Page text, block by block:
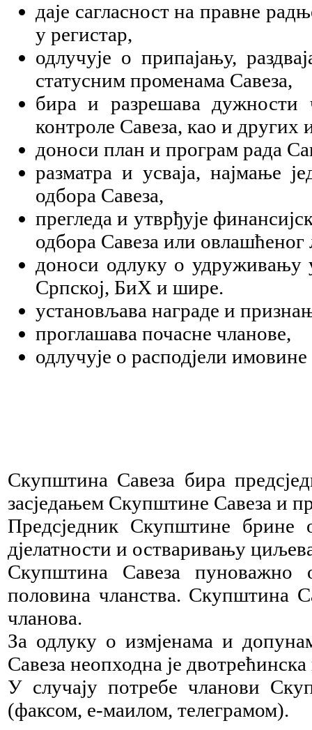
даје сагласност на правне
у регистар,
одлучује о припајању,
статусним променама Савеза,
бира и разрешава дужности
контроле Савеза, као и других
доноси план и програм рада
разматра и усваја, најмање
одбора Савеза,
прегледа и утврђује
одбора Савеза или овлашћеног
доноси одлуку о удруживању
Српској, БиХ и шире.
установљава награде и
проглашава почасне чланове,
одлучује о расподјели
Скупштина Савеза бира
засједањем Скупштине Савеза и
Предсједник Скупштине брине
дјелатности и остваривању
Скупштина Савеза пуноважно
половина чланства. Скупштина
чланова.
За одлуку о измјенама и
Савеза неопходна је
У случају потребе чланови
(факсом, е-маилом, телеграмом).